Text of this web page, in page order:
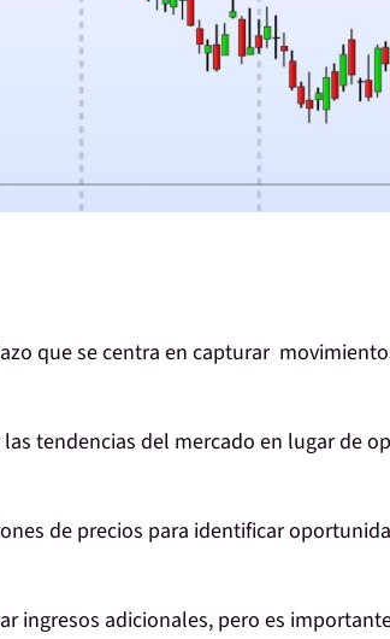
que se centra en capturar
tendencias del mercado en lugar de
de precios para identificar
ingresos adicionales, pero es